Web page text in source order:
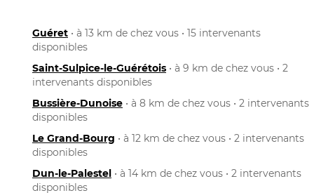
Guéret • à 13 km de chez vous • 15 intervenants
disponibles
Saint-Sulpice-le-Guérétois • à 9 km de chez vous • 2
intervenants disponibles
Bussière-Dunoise • à 8 km de chez vous • 2 intervenants
disponibles
Le Grand-Bourg • à 12 km de chez vous • 2 intervenants
disponibles
Dun-le-Palestel • à 14 km de chez vous • 2 intervenants
disponibles